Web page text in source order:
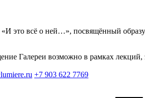
это всё о ней…», посвящённый
Галереи возможно в рамках
+7 903 622 7769